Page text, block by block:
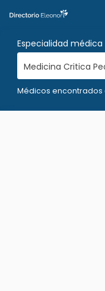
Especialidad médica
Medicina Critica
Médicos encontrados